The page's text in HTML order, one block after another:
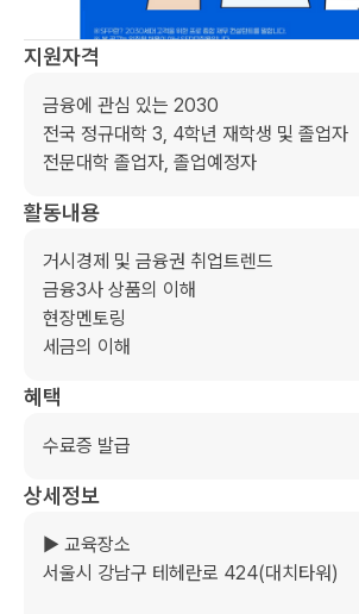
지원자격
금융에 관심 있는 2030
전국 정규대학 3, 4학년 재학생 및 졸업자
전문대학 졸업자, 졸업예정자
활동내용
거시경제 및 금융권 취업트렌드
금융3사 상품의 이해
현장멘토링
세금의 이해
혜택
수료증 발급
상세정보
▶ 교육장소
서울시 강남구 테헤란로 424(대치타워)